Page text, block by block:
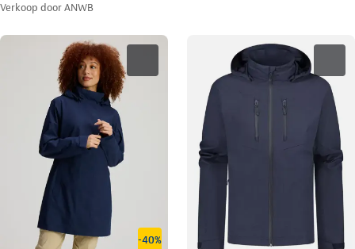
Verkoop doorANWB
-40%